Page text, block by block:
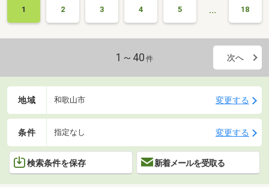
1 2 3 4 5 … 18
1～40 件 次へ
地域 和歌山市 変更する
条件 指定なし 変更する
検索条件を保存 新着メールを受取る